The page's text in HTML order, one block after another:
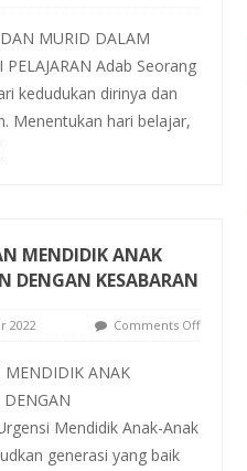
MURID DALAM
PELAJARAN Adab Seorang
kedudukan dirinya dan
Menentukan hari belajar,
MENDIDIK ANAK
DENGAN KESABARAN
2022 Comments Off
MENDIDIK ANAK
DENGAN
Mendidik Anak-Anak
generasi yang baik